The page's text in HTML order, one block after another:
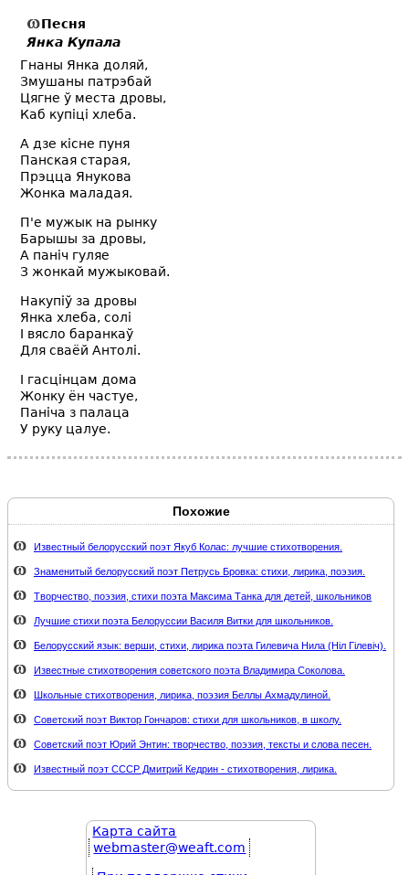
Песня
Янка Купала
Гнаны Янка доляй,
Змушаны патрэбай
Цягне ў места дровы,
Каб купіці хлеба.
А дзе кісне пуня
Панская старая,
Прэцца Янукова
Жонка маладая.
П'е мужык на рынку
Барышы за дровы,
А паніч гуляе
З жонкай мужыковай.
Накупіў за дровы
Янка хлеба, солі
I вясло баранкаў
Для сваёй Антолі.
I гасцінцам дома
Жонку ён частуе,
Паніча з палаца
У руку цалуе.
Похожие
Известный белорусский поэт Якуб Колас: лучшие стихотворения.
Знаменитый белорусский поэт Петрусь Бровка: стихи, лирика, поэзия.
Творчество, поэзия, стихи поэта Максима Танка для детей, школьников
Лучшие стихи поэта Белоруссии Василя Витки для школьников.
Белорусский язык: верши, стихи, лирика поэта Гилевича Нила (Нiл Гiлевiч).
Известные стихотворения советского поэта Владимира Соколова.
Школьные стихотворения, лирика, поэзия Беллы Ахмадулиной.
Советский поэт Виктор Гончаров: стихи для школьников, в школу.
Советский поэт Юрий Энтин: творчество, поэзия, тексты и слова песен.
Известный поэт СССР Дмитрий Кедрин - стихотворения, лирика.
Карта сайта
webmaster@weaft.com